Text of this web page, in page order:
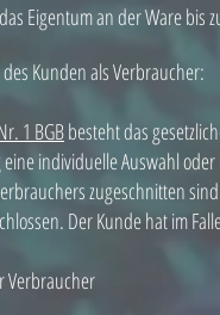
Eigentum an der Ware bis
Kunden als Verbraucher:
1 BGBbesteht das
individuelle Auswahl
zugeschnitten
Der Kunde hat im
Verbraucher